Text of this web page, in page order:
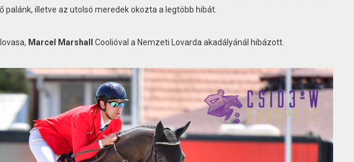
illetve az utolsó meredek okozta a legtöbb hibát.
Marcel Marshall Coolióval a Nemzeti Lovarda akadályánál hibázott.